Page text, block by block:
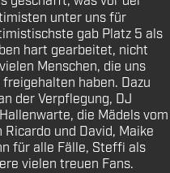
unter uns für
gab Platz 5 als
hart gearbeitet, nicht
Menschen, die uns
haben. Dazu
der Verpflegung, DJ
die Mädels vom
und David, Maike
für alle Fälle, Steffi als
vielen treuen Fans.